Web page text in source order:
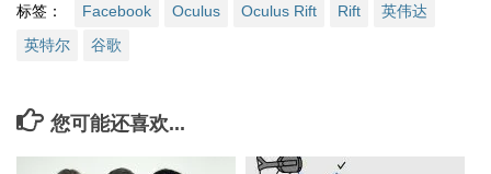
标签： Facebook Oculus Oculus Rift Rift
英伟达
英特尔
谷歌
您可能还喜欢...